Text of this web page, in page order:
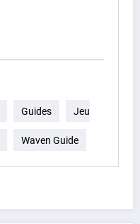
Guides Jeu
Waven Guide